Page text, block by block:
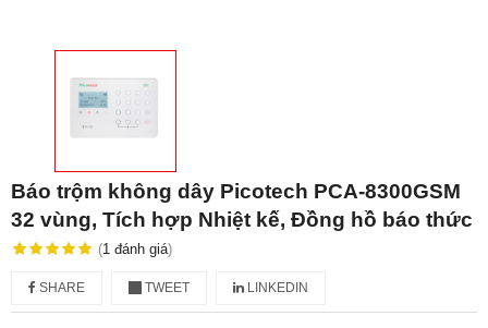
Báo trộm không dây Picotech PCA-8300GSM
32 vùng, Tích hợp Nhiệt kế, Đồng hồ báo thức
(1 đánh giá)
SHARE TWEET LINKEDIN